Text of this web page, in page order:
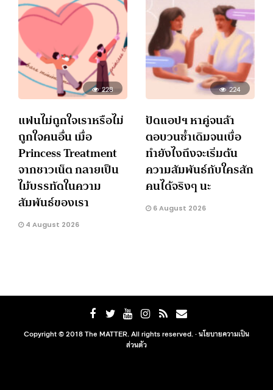
228
แฟนไม่ถูกใจเราหรือไม่
ถูกใจคนอื่น เมื่อ
Princess Treatment
จากชาวเน็ต กลายเป็น
ไม้บรรทัดในความ
สัมพันธ์ของเรา
4 August 2026
224
ปัดแอปฯ หาคู่จนล้า
ตอบวนซ้ำเดิมจนเบื่อ
ทำยังไงถึงจะเริ่มต้น
ความสัมพันธ์กับใครสัก
คนได้จริงๆ นะ
6 August 2026
Copyright © 2018 The MATTER. All rights reserved. ·นโยบายความเป็น
ส่วนตัว